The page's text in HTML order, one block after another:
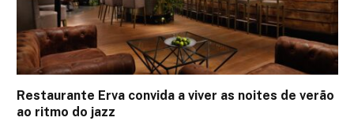
Restaurante Erva convida a viver as noites de verão
ao ritmo do jazz